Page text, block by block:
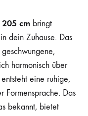
cm bringt
dein Zuhause. Das
harmonisch über
eine ruhige,
Formensprache. Das
bekannt, bietet